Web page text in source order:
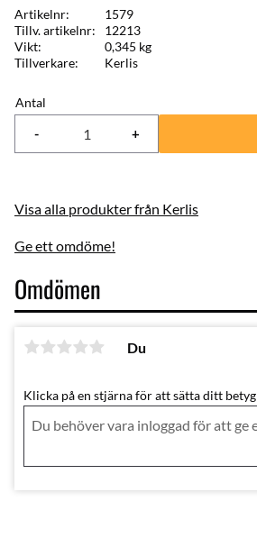
Antal
+
-
Artikelnr
1579
Tillv. artikelnr
12213
Vikt
0,345 kg
Tillverkare
Kerlis
Visa alla produkter från Kerlis
Ge ett omdöme!
Omdömen
Du
Klicka på en stjärna för att sätta ditt betyg